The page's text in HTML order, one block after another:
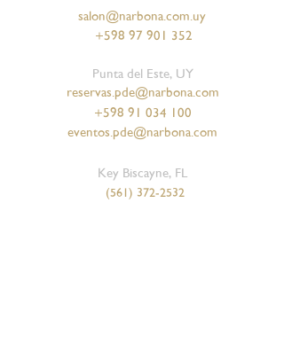
salon@narbona.com.uy
+598 97 901 352
Punta del Este, UY
reservas.pde@narbona.com
+598 91 034 100
eventos.pde@narbona.com
Key Biscayne, FL
(561) 372-2532